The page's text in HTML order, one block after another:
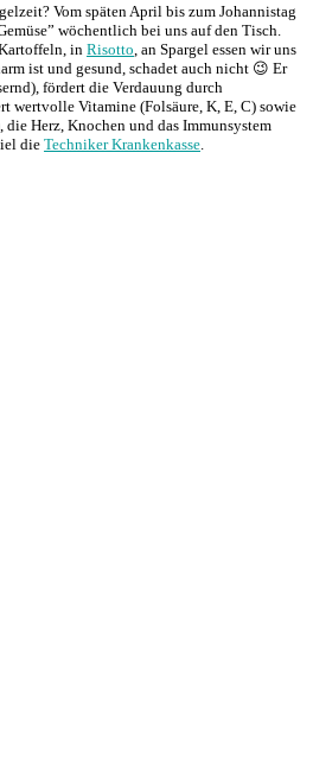
Vom späten April bis zum Johannistag
wöchentlich bei uns auf den Tisch.
in Risotto , an Spargel essen wir uns
ist und gesund, schadet auch nicht 😉 Er
fördert die Verdauung durch
wertvolle Vitamine (Folsäure, K, E, C) sowie
Herz, Knochen und das Immunsystem
die Techniker Krankenkasse